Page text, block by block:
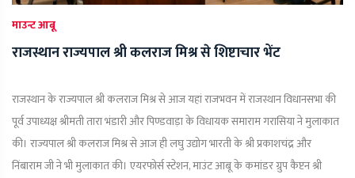
माउन्ट आबू
राजस्थान राज्यपाल श्री कलराज मिश्र से शिष्टाचार भेंट
राजस्थान के राज्यपाल श्री कलराज मिश्र से आज यहां राजभवन में राजस्थान विधानसभा की
पूर्व उपाध्यक्ष श्रीमती तारा भंडारी और पिण्डवाड़ा के विधायक समाराम गरासिया ने मुलाकात
की। राज्यपाल श्री कलराज मिश्र से आज ही लघु उद्योग भारती के श्री प्रकाशचंद्र और
निंबाराम जी ने भी मुलाकात की। एयरफोर्स स्टेशन, माउंट आबू के कमांडर ग्रुप कैप्टन श्री